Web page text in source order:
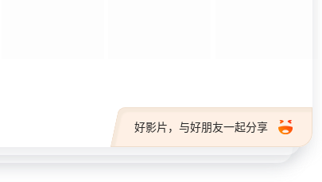
好影片，与好朋友一起分享